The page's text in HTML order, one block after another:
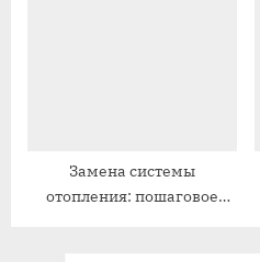
Замена системы
отопления: пошаговое